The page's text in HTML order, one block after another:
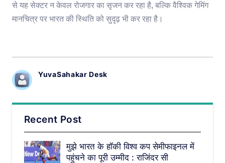
से यह सेक्टर न केवल रोजगार का सृजन कर रहा है, बल्कि वैश्विक गेमिंग
मानचित्र पर भारत की स्थिति को सुदृढ़ भी कर रहा है।
YuvaSahakar Desk
Recent Post
मुझे भारत के हॉकी विश्व कप सेमीफाइनल में
पहुंचने का पूरी उम्मीद : राजिंदर सी